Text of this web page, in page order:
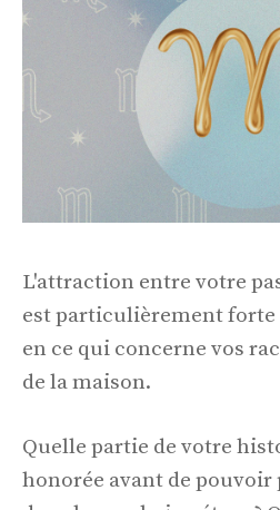
L'attraction entre votre
est particulièrement
en ce qui concerne vos
de la maison.
Quelle partie de votre
honorée avant de